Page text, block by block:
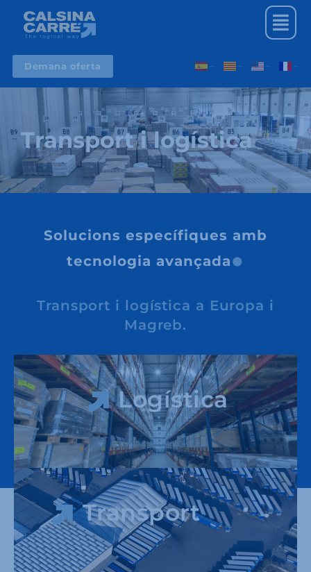
Menu
Demana oferta
Transport i logística
Transport
Logística
Solucions específiques amb
tecnologia avançada.
Transport i logística a Europa i
Magreb.